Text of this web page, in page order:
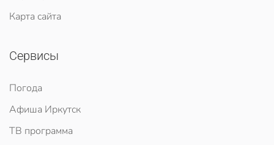
Карта сайта
Сервисы
Погода
Афиша Иркутск
ТВ программа